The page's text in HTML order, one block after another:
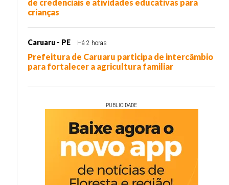
de credenciais e atividades educativas para
crianças
Caruaru - PE Há 2 horas
Prefeitura de Caruaru participa de intercâmbio
para fortalecer a agricultura familiar
PUBLICIDADE